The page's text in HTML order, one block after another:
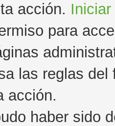
acción.
para
las reglas
acción.
haber sido